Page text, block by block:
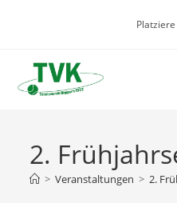
2.
> Veranstaltungen > 2.